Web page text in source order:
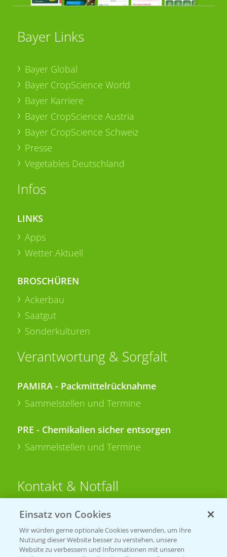
Bayer Links
Bayer Global
Bayer CropScience World
Bayer Karriere
Bayer CropScience Austria
Bayer CropScience Schweiz
Presse
Vegetables Deutschland
Infos
LINKS
Apps
Wetter Aktuell
BROSCHÜREN
Ackerbau
Saatgut
Sonderkulturen
Verantwortung & Sorgfalt
PAMIRA - Packmittelrücknahme
Sammelstellen und Termine
PRE - Chemikalien sicher entsorgen
Sammelstellen und Termine
Kontakt & Notfall
Beratung auf WhatsApp
T.+49 (0)174 346 564 1
Einsatz von Cookies
Wir würden gerne optionale Cookies verwenden, um Ihre
Nutzung dieser Website besser zu verstehen, unsere
Website zu verbessern und Informationen mit unseren